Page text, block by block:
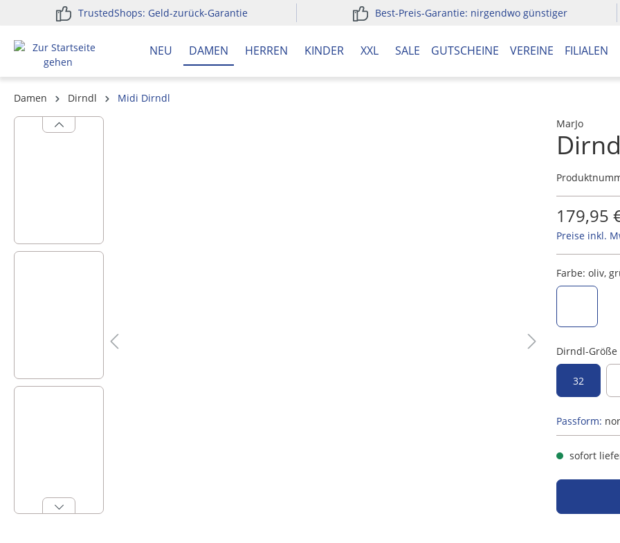
Zur Hauptnavigation springen
TrustedShops: Geld-zurück-Garantie Best-Preis-Garantie: nirgendwo günstiger
NEU DAMEN HERREN KINDER XXL SALE GUTSCHEINE VEREINE FILIALEN
Damen Dirndl
Midi Dirndl
Bildergalerie überspringen
MarJo
179,95
Preise inkl.
Farbe: oliv,
Dirndl-Größe
32
Passform:
sofort